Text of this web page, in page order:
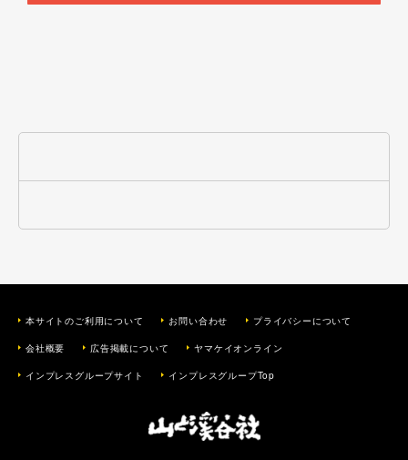
本サイトのご利用について お問い合わせ プライバシーについて
会社概要 広告掲載について ヤマケイオンライン
インプレスグループサイト インプレスグループTop